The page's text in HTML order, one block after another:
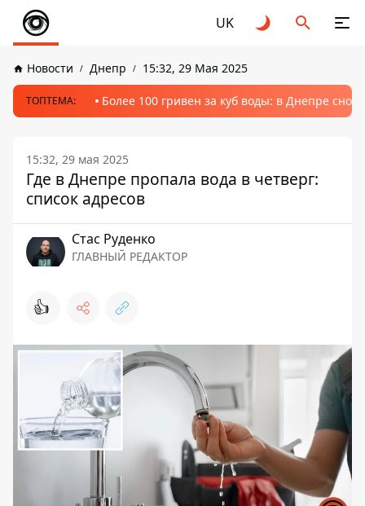
UK
Новости Днепр 15:32, 29 Мая 2025
ТОПТЕМА: Более 100 гривен за куб воды: в Днепре
15:32, 29 мая 2025
Где в Днепре пропала вода в четверг:
список адресов
Стаc Руденко
ГЛАВНЫЙ РЕДАКТОР
👍